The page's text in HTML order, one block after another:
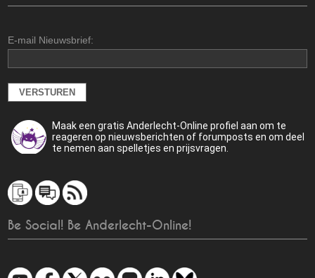
E-mail Nieuwsbrief:
Maak een gratis Anderlecht-Online profiel aan om te
reageren op nieuwsberichten of forumposts en om deel
te nemen aan spelletjes en prijsvragen.
Be Social! Be Anderlecht-Online!